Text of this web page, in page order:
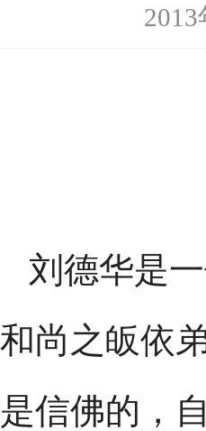
2013
刘德华是
和尚之皈依
是信佛的，